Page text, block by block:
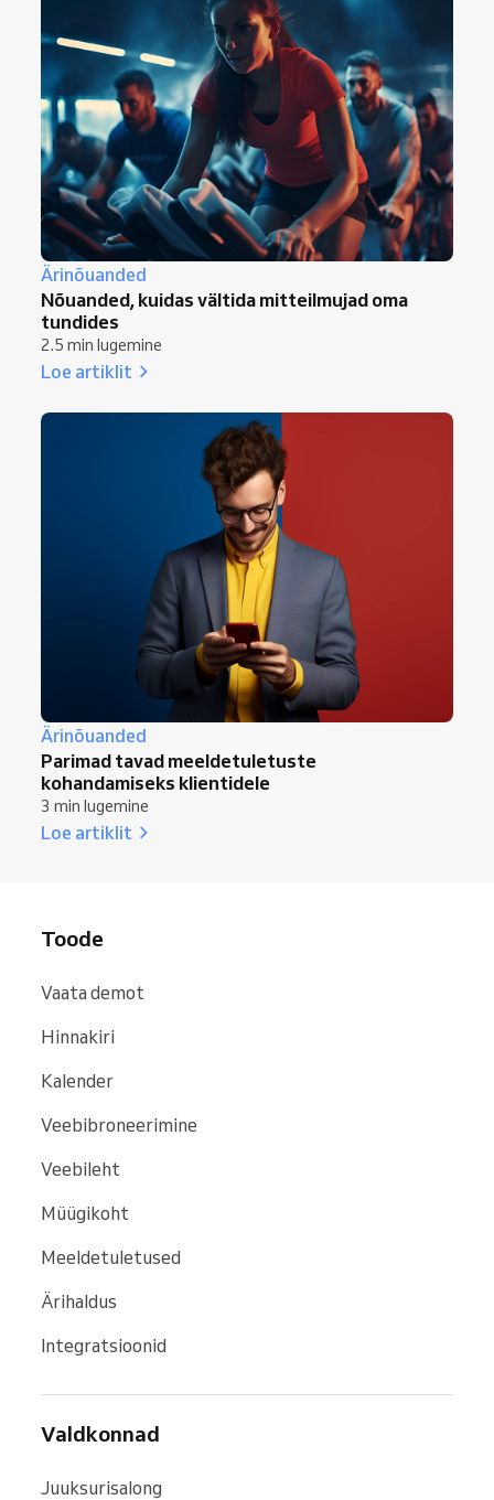
Ärinõuanded
Nõuanded, kuidas vältida mitteilmujad oma
tundides
2.5 min lugemine
Loe artiklit
Ärinõuanded
Parimad tavad meeldetuletuste
kohandamiseks klientidele
3 min lugemine
Loe artiklit
Toode
Vaata demot
Hinnakiri
Kalender
Veebibroneerimine
Veebileht
Müügikoht
Meeldetuletused
Ärihaldus
Integratsioonid
Valdkonnad
Juuksurisalong